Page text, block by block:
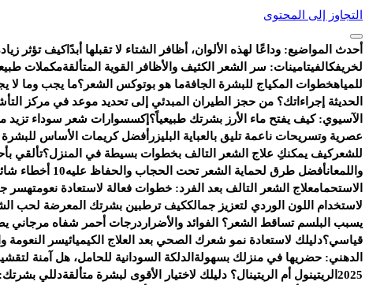
التجاوز إلى المحتوى
أحدث المواضيع: وداعًا لهذه الألوان، أظافر الشتاء لا تقبلها أبدًاكيف تؤثر
لخريفكالفيتامينات: سر الشعر الكثيف والأظافر القوية المتألقةمكملات
للمياهخطوات المكياج للبشرة الجافةما هو بوتوكس الشعر؟ما يجب وما لا
الحديثة إجراءاتك؟ من حجز الطيران المبدئي إلى تحديد موعد في مركز
الآسيوي: كيف يفتح ماء الأرز بشرتك طبيعياً؟ إكسسوارات شعر سوداء تزيد
عصرية وتسريحات ناعمة تليق بالعباية البليزر أفضل كريمات الأساس للبشرة
للشعركيف يمكنكِ علاج الشعر التالف بخطوات بسيطة في المنزل؟تألقي
واللمعانأفضل طرق لحماية الشعر تحت الحجاب والحفاظ عليه10 أخطاء شائعة تفسد روتين العناية بالبشرة
الاستحمامعلاج الشعر التالف بعد الفرد: خطوات فعالة لاستعادة نعومتهسر
لاستخدام اللون الوردي لتعزيز جمالككيف ترطبين بشرتك المعرضة لحب
يسبب البلسم تساقط الشعر؟ الفوائد والأضرار درجات أحمر شفاه مرجاني
قياسي؟دليلك لاستعادة نمو شعرك الصحي بعد العلاج الكيميائيسر النعومة
الدهني: حضريها في منزلك بسهولة الدلكة السودانية للحامل، هل آمنة
2025 الريتينول أم الريتينال؟ دليلك لاختيار الأقوى لبشرة متألقةدللي بشرتك: